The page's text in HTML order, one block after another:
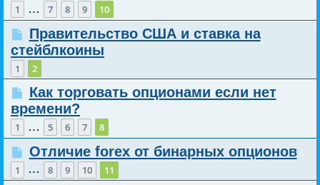
1 … 7 8 9 10
Правительство США и ставка на
стейблкоины
1 2
Как торговать опционами если нет
времени?
1 … 5 6 7 8
Отличие forex от бинарных опционов
1 … 8 9 10 11